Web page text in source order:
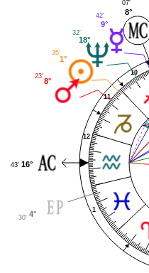
1
10
11
12
8°
07'
9°
42'
18°
32'
1°
35'
8°
23'
16°
43'
4°
30'